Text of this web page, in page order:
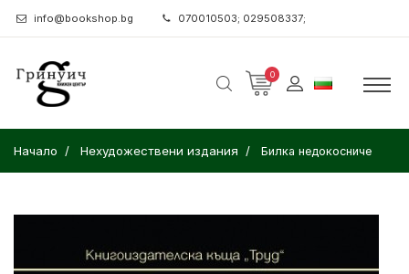
info@bookshop.bg 070010503; 029508337;
0
Начало Нехудожествени издания Билка недокосниче